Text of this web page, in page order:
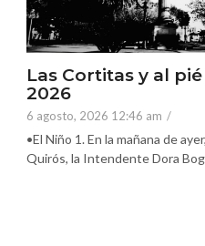
Las Cortitas y al
2026
6 agosto, 2026 12:46 am /
•El Niño 1. En la mañana de
Quirós, la Intendente Dora